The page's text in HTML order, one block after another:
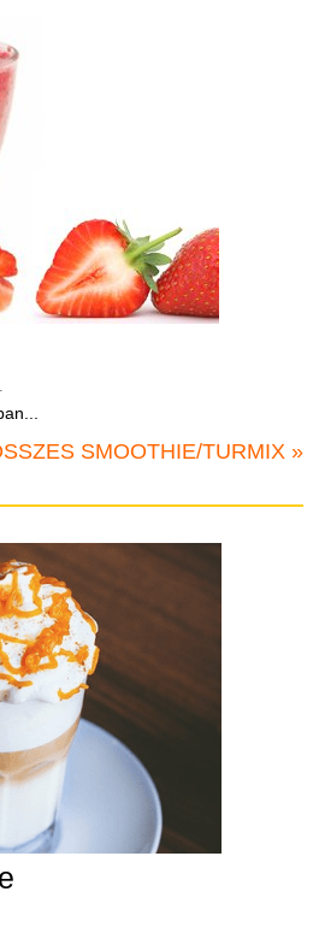
SMOOTHIE/TURMIX »